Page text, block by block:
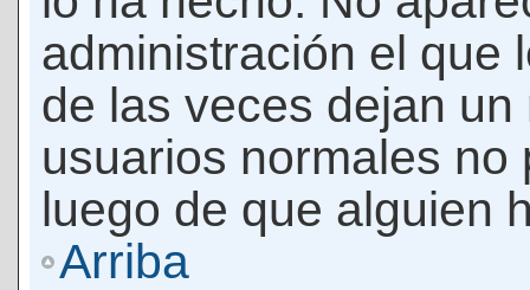
administración el que
de las veces dejan
usuarios normales
luego de que alguien
Arriba